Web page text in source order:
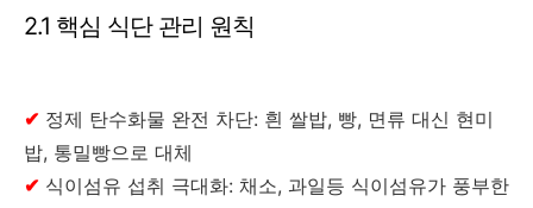
2.1 핵심 식단 관리 원칙
✔ 정제 탄수화물 완전 차단: 흰 쌀밥, 빵, 면류 대신 현미
밥, 통밀빵으로 대체
✔ 식이섬유 섭취 극대화: 채소, 과일등 식이섬유가 풍부한